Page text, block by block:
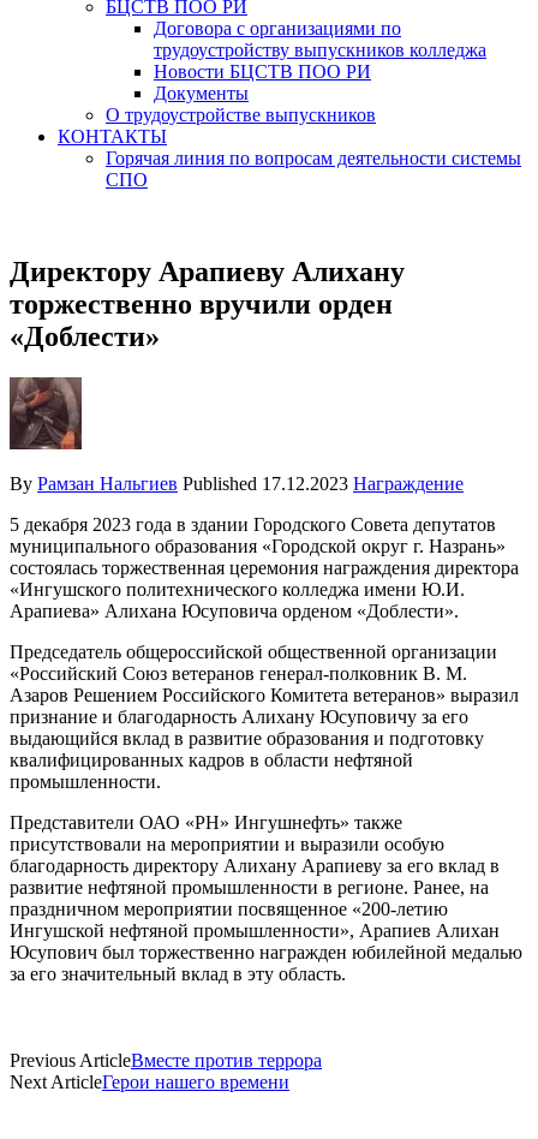
БЦСТВ ПОО РИ
Договора с организациями по
трудоустройству выпускников колледжа
Новости БЦСТВ ПОО РИ
Документы
О трудоустройстве выпускников
КОНТАКТЫ
Горячая линия по вопросам деятельности системы
СПО
Директору Арапиеву Алихану
торжественно вручили орден
«Доблести»
By Рамзан Нальгиев Published 17.12.2023 Награждение
5 декабря 2023 года в здании Городского Совета депутатов
муниципального образования «Городской округ г. Назрань»
состоялась торжественная церемония награждения директора
«Ингушского политехнического колледжа имени Ю.И.
Арапиева» Алихана Юсуповича орденом «Доблести».
Председатель общероссийской общественной организации
«Российский Союз ветеранов генерал-полковник В. М.
Азаров Решением Российского Комитета ветеранов» выразил
признание и благодарность Алихану Юсуповичу за его
выдающийся вклад в развитие образования и подготовку
квалифицированных кадров в области нефтяной
промышленности.
Представители ОАО «РН» Ингушнефть» также
присутствовали на мероприятии и выразили особую
благодарность директору Алихану Арапиеву за его вклад в
развитие нефтяной промышленности в регионе. Ранее, на
праздничном мероприятии посвященное «200-летию
Ингушской нефтяной промышленности», Арапиев Алихан
Юсупович был торжественно награжден юбилейной медалью
за его значительный вклад в эту область.
Previous ArticleВместе против террора
Next ArticleГерои нашего времени